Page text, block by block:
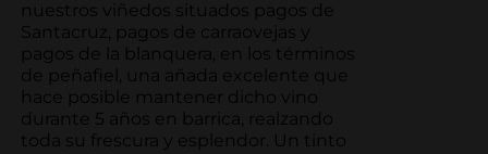
nuestros viñedos situados pagos de
Santacruz, pagos de carraovejas y
pagos de la blanquera, en los términos
de peñafiel, una añada excelente que
hace posible mantener dicho vino
durante 5 años en barrica, realzando
toda su frescura y esplendor. Un tinto